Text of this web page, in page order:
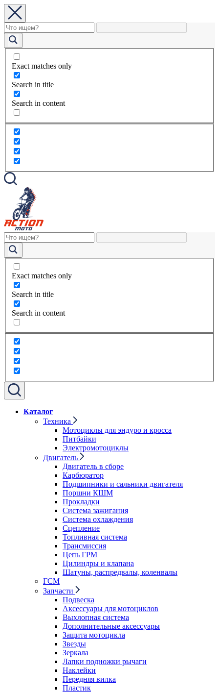
Exact matches only
Search in title
Search in content
Exact matches only
Search in title
Search in content
Каталог
Техника
Мотоциклы для эндуро и кросса
Питбайки
Электромотоциклы
Двигатель
Двигатель в сборе
Карбюратор
Подшипники и сальники двигателя
Поршни КШМ
Прокладки
Система зажигания
Система охлаждения
Сцепление
Топливная система
Трансмиссия
Цепь ГРМ
Цилиндры и клапана
Шатуны, распредвалы, коленвалы
ГСМ
Запчасти
Подвеска
Аксессуары для мотоциклов
Выхлопная система
Дополнительные аксессуары
Защита мотоцикла
Звезды
Зеркала
Лапки подножки рычаги
Наклейки
Передняя вилка
Пластик